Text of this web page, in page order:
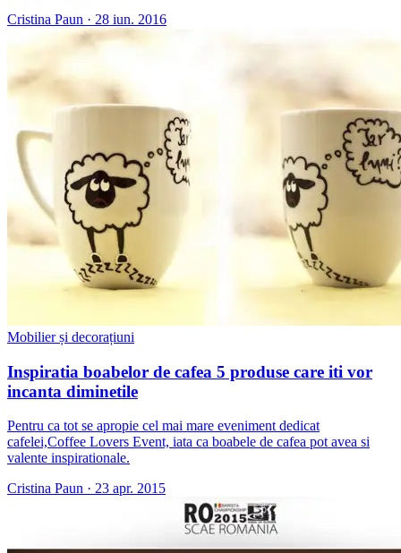
Cristina Paun · 28 iun. 2016
Mobilier și decorațiuni
Inspiratia boabelor de cafea 5 produse care iti vor
incanta diminetile
Pentru ca tot se apropie cel mai mare eveniment dedicat
cafelei,Coffee Lovers Event, iata ca boabele de cafea pot avea si
valente inspirationale.
Cristina Paun · 23 apr. 2015